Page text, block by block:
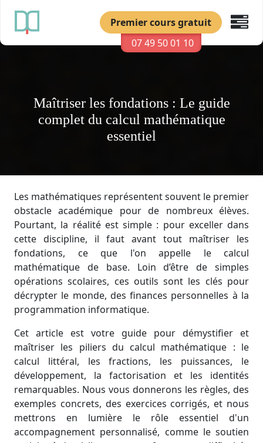
07 49 50 01 10
Premier cours gratuit
Maîtriser les fondations : Le guide
complet du calcul mathématique
essentiel
Les mathématiques représentent souvent le premier
obstacle académique pour de nombreux élèves.
Pourtant, la réalité est simple : pour exceller dans
cette discipline, il faut avant tout maîtriser les
fondations, ce que l'on appelle le calcul
mathématique de base. Loin d’être de simples
opérations scolaires, ces outils sont les clés pour
décrypter le monde, des finances personnelles à la
programmation informatique.
Cet article est votre guide pour démystifier et
maîtriser les piliers du calcul mathématique : le
calcul littéral, les fractions, les puissances, le
développement, la factorisation et les identités
remarquables. Nous vous donnerons les règles, des
exemples concrets, des exercices corrigés, et nous
mettrons en lumière le rôle essentiel d'un
accompagnement personnalisé, comme le soutien